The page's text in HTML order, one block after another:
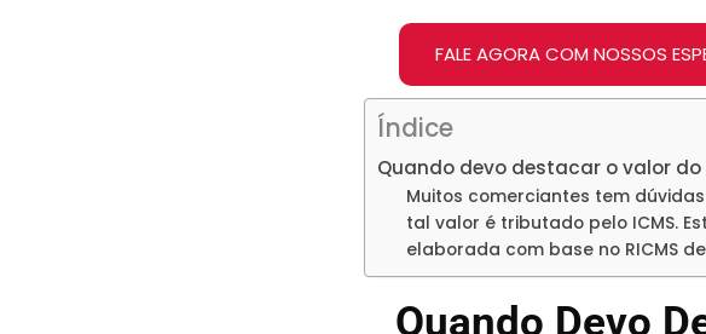
FALE AGORA COM NOSSOS
Índice
Quando devo destacar o valor
Muitos comerciantes tem
tal valor é tributado pelo ICMS.
elaborada com base no RICMS
Quando Devo